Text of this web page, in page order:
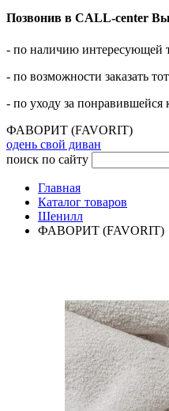
Позвонив в CALL-center
- по наличию интересующей
- по возможности заказать
- по уходу за понравившейся
ФАВОРИТ (FAVORIT)
одень свой диван
поиск по сайту
Главная
Каталог товаров
Шенилл
ФАВОРИТ (FAVORIT)